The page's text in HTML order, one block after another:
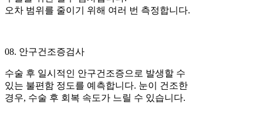
오차 범위를 줄이기 위해 여러 번 측정합니다.
08. 안구건조증검사
수술 후 일시적인 안구건조증으로 발생할 수
있는 불편함 정도를 예측합니다. 눈이 건조한
경우, 수술 후 회복 속도가 느릴 수 있습니다.